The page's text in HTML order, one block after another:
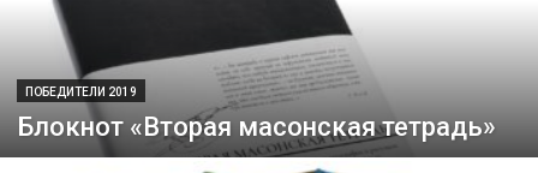
ПОБЕДИТЕЛИ 2019
Блокнот «Вторая масонская тетрадь»